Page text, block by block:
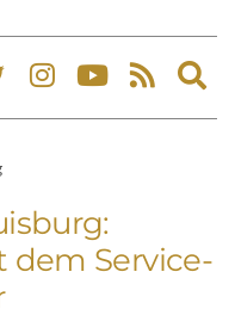
Service-